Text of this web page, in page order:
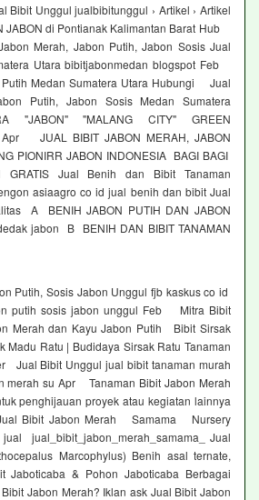
Bibit Unggul jualbibitunggul › Artikel › Artikel
di Pontianak Kalimantan Barat Hub
Merah, Jabon Putih, Jabon Sosis Jual
Utara bibitjabonmedan blogspot Feb
Medan Sumatera Utara Hubungi Jual
Putih, Jabon Sosis Medan Sumatera
"JABON" "MALANG CITY" GREEN
Apr JUAL BIBIT JABON MERAH, JABON
PIONIRR JABON INDONESIA BAGI BAGI
GRATIS Jual Benih dan Bibit Tanaman
asiaagro co id jual benih dan bibit Jual
A BENIH JABON PUTIH DAN JABON
jabon B BENIH DAN BIBIT TANAMAN
Putih, Sosis Jabon Unggul fjb kaskus co id
putih sosis jabon unggul Feb Mitra Bibit
Merah dan Kayu Jabon Putih Bibit Sirsak
Madu Ratu | Budidaya Sirsak Ratu Tanaman
Jual Bibit Unggul jual bibit tanaman murah
merah su Apr Tanaman Bibit Jabon Merah
penghijauan proyek atau kegiatan lainnya
Bibit Jabon Merah Samama Nursery
jual jual_bibit_jabon_merah_samama_ Jual
Marcophylus) Benih asal ternate,
& Pohon Jaboticaba Berbagai
Jabon Merah? Iklan ask Jual Bibit Jabon